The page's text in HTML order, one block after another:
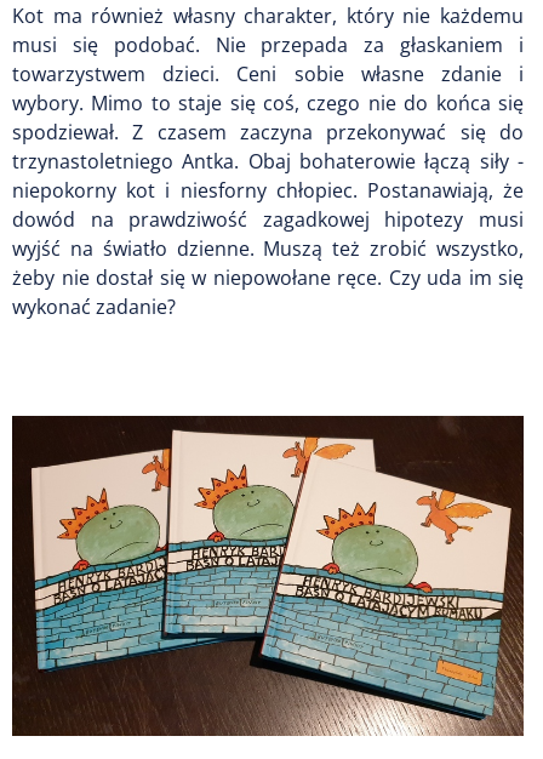
Kot ma również własny charakter, który nie każdemu
musi się podobać. Nie przepada za głaskaniem i
towarzystwem dzieci. Ceni sobie własne zdanie i
wybory. Mimo to staje się coś, czego nie do końca się
spodziewał. Z czasem zaczyna przekonywać się do
trzynastoletniego Antka. Obaj bohaterowie łączą siły -
niepokorny kot i niesforny chłopiec. Postanawiają, że
dowód na prawdziwość zagadkowej hipotezy musi
wyjść na światło dzienne. Muszą też zrobić wszystko,
żeby nie dostał się w niepowołane ręce. Czy uda im się
wykonać zadanie?